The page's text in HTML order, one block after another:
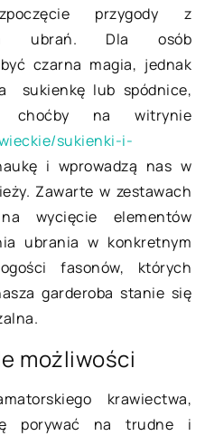
przygody z
ubrań. Dla osób
czarna magia, jednak
sukienkę lub spódnice,
choćby na witrynie
sukienki-i-
i wprowadzą nas w
Zawarte w zestawach
wycięcie elementów
ubrania w konkretnym
fasonów, których
garderoba stanie się
możliwości
krawiectwa,
porywać na trudne i